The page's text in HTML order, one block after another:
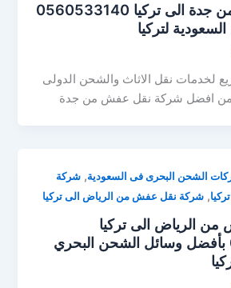
نقل عفش من من جدة الى تركيا 0560533140
لتركيا
لخدمات نقل الاثاث والشحن الدولى
من افضل شركة نقل عفش من جدة
الشحن البحرى فى السعودية,شركة
,شركة نقل عفش من الرياض الى تركيا
الرياض الى تركيا
0560533140 بأفضل وسائل الشحن البحري